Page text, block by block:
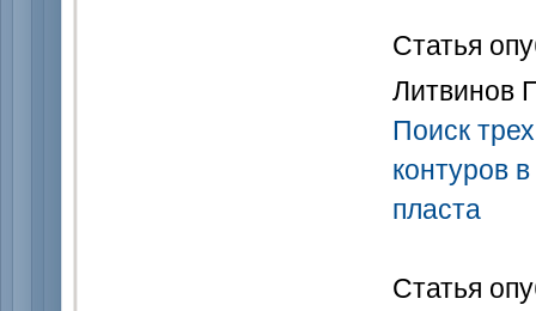
Статья
Литвинов
Поиск
контуров
пласта
Статья